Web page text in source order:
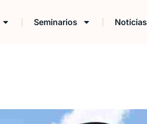
Seminarios Noticias